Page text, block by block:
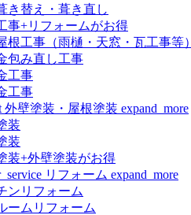
き替え・葺き直し
事+リフォームがお得
根工事（雨樋・天窓・瓦工事等）
包み直し工事
工事
工事
外壁塗装・屋根塗装 expand_more
装
装
装+外壁塗装がお得
リフォーム expand_more
ンリフォーム
ームリフォーム